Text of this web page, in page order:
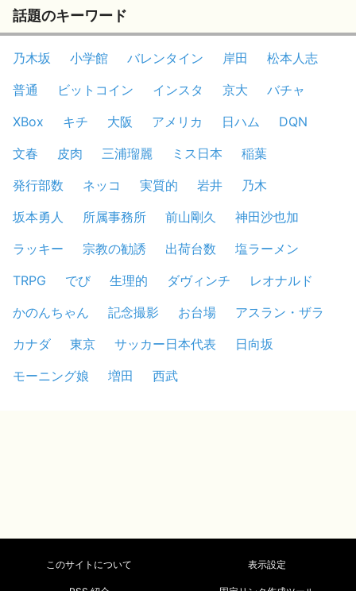
話題のキーワード
乃木坂 小学館 バレンタイン 岸田
松本人志
普通
ビットコイン インスタ 京大
バチャ
XBox
キチ 大阪 アメリカ 日ハム
DQN
文春
皮肉 三浦瑠麗 ミス日本
稲葉
発行部数
ネッコ 実質的 岩井
乃木
坂本勇人
所属事務所 前山剛久
神田沙也加
ラッキー
宗教の勧誘 出荷台数
塩ラーメン
TRPG
でび 生理的 ダヴィンチ
レオナルド
かのんちゃん
記念撮影 お台場
アスラン・ザラ
カナダ
東京 サッカー日本代表
日向坂
モーニング娘
増田 西武
このサイトについて 表示設定